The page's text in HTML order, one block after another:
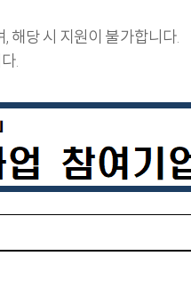
해당 시 지원이 불가합니다.
.